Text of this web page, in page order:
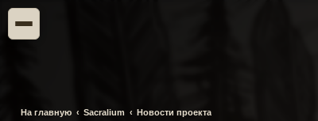
На главную Sacralium Новости проекта